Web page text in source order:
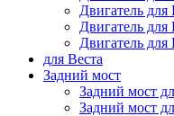
Двигатель
Двигатель
Двигатель
для Веста
Задний мост
Задний мост
Задний мост